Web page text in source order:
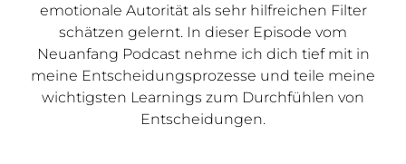
emotionale Autorität als sehr hilfreichen Filter
schätzen gelernt. In dieser Episode vom
Neuanfang Podcast nehme ich dich tief mit in
meine Entscheidungsprozesse und teile meine
wichtigsten Learnings zum Durchfühlen von
Entscheidungen.